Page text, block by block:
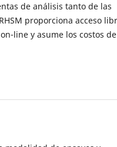
de análisis tanto de las
proporciona acceso
line y asume los costos de